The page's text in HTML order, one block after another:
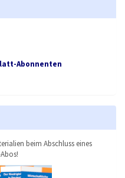
Abonnenten
beim Abschluss eines